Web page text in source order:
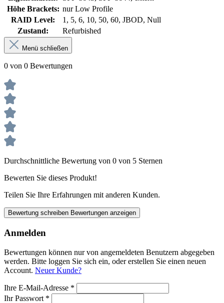
Höhe Brackets: nur Low Profile
RAID Level:
1, 5, 6, 10, 50, 60, JBOD, Null
Zustand:
Refurbished
Menü schließen
0 von 0 Bewertungen
Durchschnittliche Bewertung von 0 von 5 Sternen
Bewerten Sie dieses Produkt!
Teilen Sie Ihre Erfahrungen mit anderen Kunden.
Bewertung schreiben Bewertungen anzeigen
Anmelden
Bewertungen können nur von angemeldeten Benutzern abgegeben
werden. Bitte loggen Sie sich ein, oder erstellen Sie einen neuen
Account. Neuer Kunde?
Ihre E-Mail-Adresse *
Ihr Passwort *